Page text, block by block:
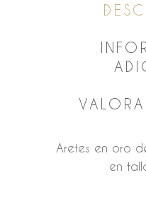
Aretes en oro
en